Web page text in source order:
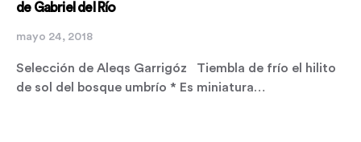
de Gabriel del Río
mayo 24, 2018
Selección de Aleqs Garrigóz Tiembla de frío el hilito
de sol del bosque umbrío * Es miniatura…